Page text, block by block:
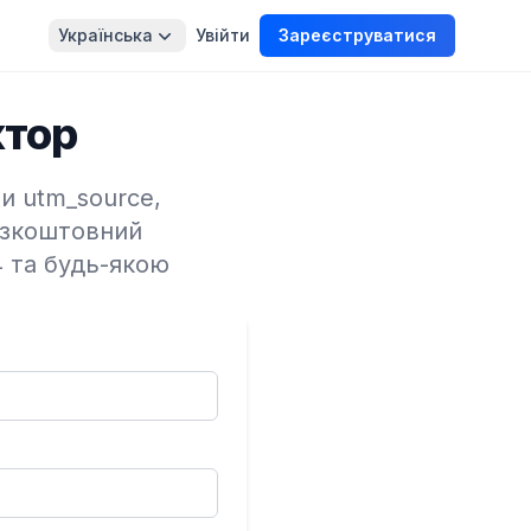
Українська Увійти Зареєструватися
utm_source,
та будь-якою